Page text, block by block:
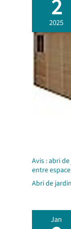
2
2025
Avis : abri
entre
Abri de jardin
Jan